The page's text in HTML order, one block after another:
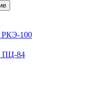
РКЭ-100
ПЦ-84